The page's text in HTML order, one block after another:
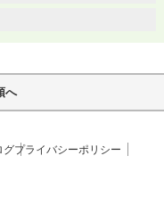
へ
グプライバシーポリシー